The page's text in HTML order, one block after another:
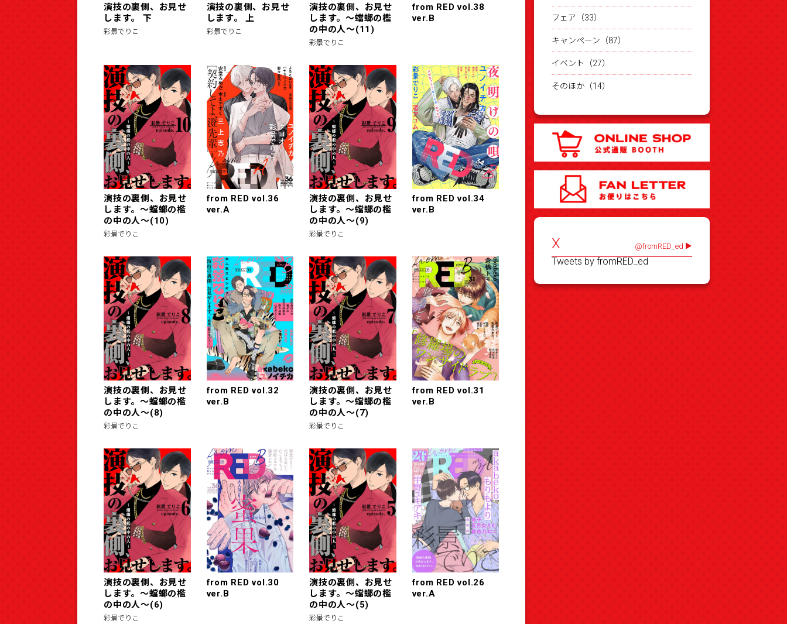
演技の裏側、お見せ
します。 下
彩景でりこ
演技の裏側、お見せ
します。 上
彩景でりこ
演技の裏側、お見せ
します。～蟷螂の檻
の中の人～(11)
彩景でりこ
from RED vol.38
ver.B
演技の裏側、お見せ
します。～蟷螂の檻
の中の人～(10)
彩景でりこ
from RED vol.36
ver.A
演技の裏側、お見せ
します。～蟷螂の檻
の中の人～(9)
彩景でりこ
from RED vol.34
ver.B
演技の裏側、お見せ
します。～蟷螂の檻
の中の人～(8)
彩景でりこ
from RED vol.32
ver.B
演技の裏側、お見せ
します。～蟷螂の檻
の中の人～(7)
彩景でりこ
from RED vol.31
ver.B
演技の裏側、お見せ
します。～蟷螂の檻
の中の人～(6)
彩景でりこ
from RED vol.30
ver.B
演技の裏側、お見せ
します。～蟷螂の檻
の中の人～(5)
彩景でりこ
from RED vol.26
ver.A
フェア（33）
キャンペーン（87）
イベント（27）
そのほか（14）
X @fromRED_ed
Tweets by fromRED_ed